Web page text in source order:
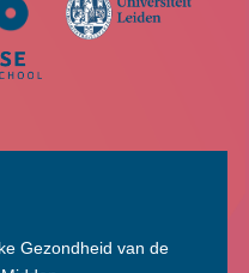
Gezondheid van de